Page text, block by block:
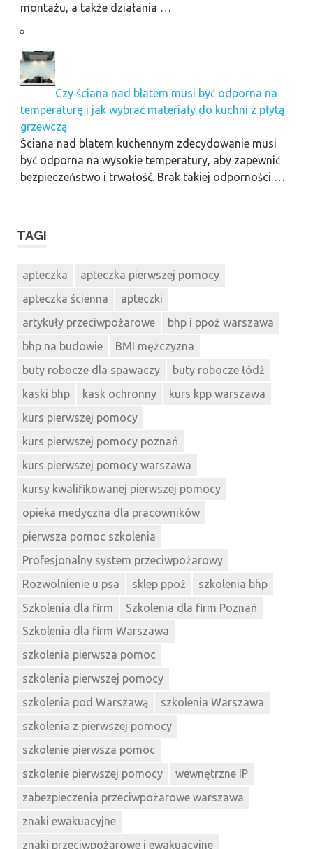
montażu, a także działania …
Czy ściana nad blatem musi być odporna na
temperaturę i jak wybrać materiały do kuchni z płytą
grzewczą
Ściana nad blatem kuchennym zdecydowanie musi
być odporna na wysokie temperatury, aby zapewnić
bezpieczeństwo i trwałość. Brak takiej odporności …
TAGI
apteczka
apteczka pierwszej pomocy
apteczka ścienna
apteczki
artykuły przeciwpożarowe
bhp i ppoż warszawa
bhp na budowie
BMI mężczyzna
buty robocze dla spawaczy
buty robocze łódź
kaski bhp
kask ochronny
kurs kpp warszawa
kurs pierwszej pomocy
kurs pierwszej pomocy poznań
kurs pierwszej pomocy warszawa
kursy kwalifikowanej pierwszej pomocy
opieka medyczna dla pracowników
pierwsza pomoc szkolenia
Profesjonalny system przeciwpożarowy
Rozwolnienie u psa
sklep ppoż
szkolenia bhp
Szkolenia dla firm
Szkolenia dla firm Poznań
Szkolenia dla firm Warszawa
szkolenia pierwsza pomoc
szkolenia pierwszej pomocy
szkolenia pod Warszawą
szkolenia Warszawa
szkolenia z pierwszej pomocy
szkolenie pierwsza pomoc
szkolenie pierwszej pomocy
wewnętrzne IP
zabezpieczenia przeciwpożarowe warszawa
znaki ewakuacyjne
znaki przeciwpożarowe i ewakuacyjne